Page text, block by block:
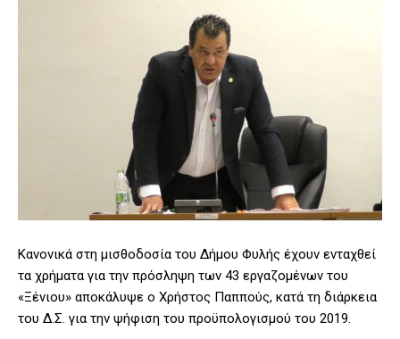
Κανονικά στη μισθοδοσία του Δήμου Φυλής έχουν ενταχθεί
τα χρήματα για την πρόσληψη των 43 εργαζομένων του
«Ξένιου» αποκάλυψε ο Χρήστος Παππούς, κατά τη διάρκεια
του Δ.Σ. για την ψήφιση του προϋπολογισμού του 2019.